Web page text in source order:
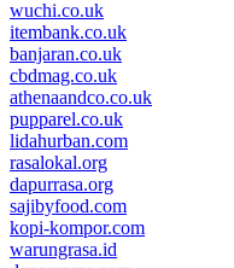
wuchi.co.uk
itembank.co.uk
banjaran.co.uk
cbdmag.co.uk
athenaandco.co.uk
pupparel.co.uk
lidahurban.com
rasalokal.org
dapurrasa.org
sajibyfood.com
kopi-kompor.com
warungrasa.id